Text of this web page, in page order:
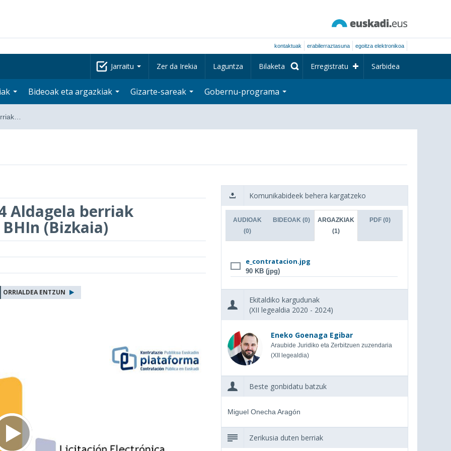
kontaktuak erabilerraztasuna egoitza elektronikoa
Jarraitu Zer da Irekia Laguntza Bilaketa Erregistratu Sarbidea
Bideoak eta argazkiak Gizarte-sareak Gobernu-programa
Aldagela berriak
(Bizkaia)
ORRIALDEA ENTZUN
Komunikabideek behera kargatzeko
AUDIOAK
(0)
BIDEOAK (0)
ARGAZKIAK
(1)
PDF (0)
e_contratacion.jpg
90 KB (jpg)
Ekitaldiko kargudunak
(XII legealdia 2020 - 2024)
Eneko Goenaga Egibar
Araubide Juridiko eta Zerbitzuen zuzendaria
(XII legealdia)
Beste gonbidatu batzuk
Miguel Onecha Aragón
Zerikusia duten berriak